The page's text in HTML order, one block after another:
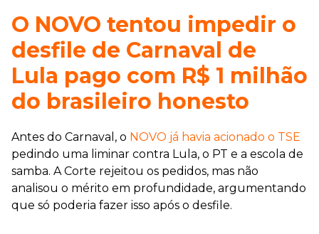
O NOVO tentou impedir o
desfile de Carnaval de
Lula pago com R$ 1 milhão
do brasileiro honesto
Antes do Carnaval, o NOVO já havia acionado o TSE
pedindo uma liminar contra Lula, o PT e a escola de
samba. A Corte rejeitou os pedidos, mas não
analisou o mérito em profundidade, argumentando
que só poderia fazer isso após o desfile.